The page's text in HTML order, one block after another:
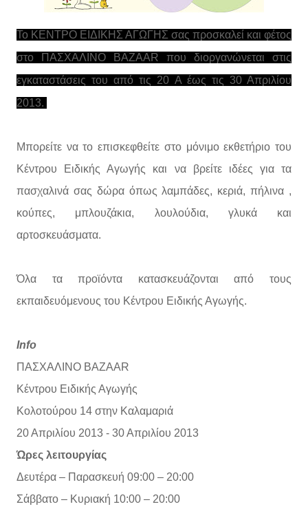
Το ΚΕΝΤΡΟ ΕΙΔΙΚΗΣ ΑΓΩΓΗΣ σας προσκαλεί και φέτος
στο ΠΑΣΧΑΛΙΝΟ BAZAAR που διοργανώνεται στις
εγκαταστάσεις του από τις 20 Α έως τις 30 Απριλίου
2013.
Μπορείτε να το επισκεφθείτε στο μόνιμο εκθετήριο του
Κέντρου Ειδικής Αγωγής και να βρείτε ιδέες για τα
πασχαλινά σας δώρα όπως λαμπάδες, κεριά, πήλινα ,
κούπες, μπλουζάκια, λουλούδια, γλυκά και
αρτοσκευάσματα.
Όλα τα προϊόντα κατασκευάζονται από τους
εκπαιδευόμενους του Κέντρου Ειδικής Αγωγής.
Info
ΠΑΣΧΑΛΙΝΟ BAZAAR
Κέντρου Ειδικής Αγωγής
Κολοτούρου 14 στην Καλαμαριά
20 Απριλίου 2013 - 30 Απριλίου 2013
Ώρες λειτουργίας
Δευτέρα – Παρασκευή 09:00 – 20:00
Σάββατο – Κυριακή 10:00 – 20:00